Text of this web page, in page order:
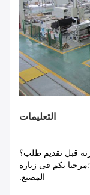
التعليمات
قبل تقديم طلب؟
بكم فى زيارة
المصنع.